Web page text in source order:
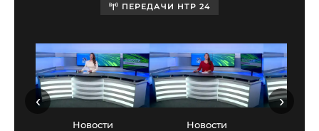
ПЕРЕДАЧИ НТР 24
Новости
Новости
‹ ›